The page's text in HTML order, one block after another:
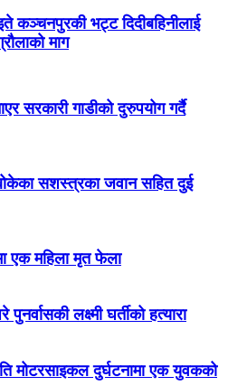
कञ्चनपुरकी भट्ट दिदीबहिनीलाई
माग
सरकारी गाडीको दुरुपयोग गर्दै
सशस्त्रका जवान सहित दुई
एक महिला मृत फेला
लक्ष्मी घर्तीको हत्यारा
मोटरसाइकल दुर्घटनामा एक युवकको